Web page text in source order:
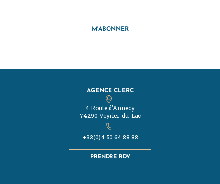
M'ABONNER
AGENCE CLERC
4 Route d'Annecy
74290 Veyrier-du-Lac
+33(0)4.50.64.88.88
PRENDRE RDV